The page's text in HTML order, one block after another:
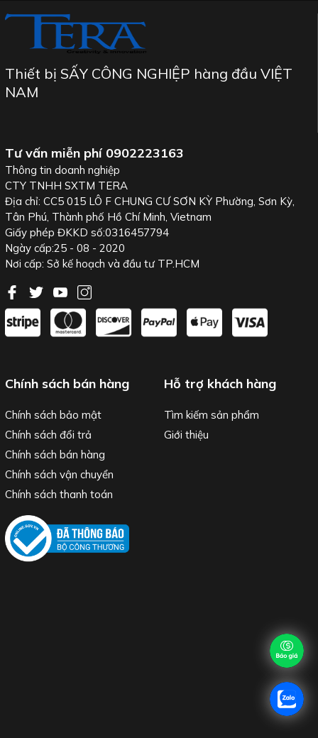
Thiết bị SẤY CÔNG NGHIỆP hàng đầu VIỆT
NAM
Tư vấn miễn phí 0902223163
Thông tin doanh nghiệp
CTY TNHH SXTM TERA
Địa chỉ: CC5 015 LÔ F CHUNG CƯ SƠN KỲ Phường, Sơn Kỳ,
Tân Phú, Thành phố Hồ Chí Minh, Vietnam
Giấy phép ĐKKD số:0316457794
Ngày cấp:25 - 08 - 2020
Nơi cấp: Sở kế hoạch và đầu tư TP.HCM
Chính sách bán hàng
Chính sách bảo mật
Chính sách đổi trả
Chính sách bán hàng
Chính sách vận chuyển
Chính sách thanh toán
Hỗ trợ khách hàng
Tìm kiếm sản phẩm
Giới thiệu